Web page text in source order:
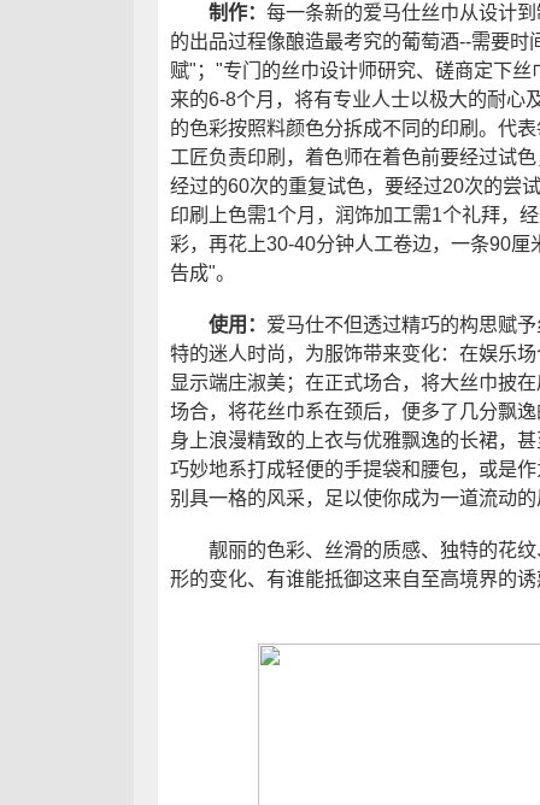
制作： 每一条新的爱马仕丝巾从设计
的出品过程像酿造最考究的葡萄酒--需要
赋"；"专门的丝巾设计师研究、磋商定下
来的6-8个月，将有专业人士以极大的耐心
的色彩按照料颜色分拆成不同的印刷。代
工匠负责印刷，着色师在着色前要经过试
经过的60次的重复试色，要经过20次的尝
印刷上色需1个月，润饰加工需1个礼拜，
彩，再花上30-40分钟人工卷边，一条90
告成"。
使用： 爱马仕不但透过精巧的构思赋
特的迷人时尚，为服饰带来变化：在娱乐
显示端庄淑美；在正式场合，将大丝巾披
场合，将花丝巾系在颈后，便多了几分飘
身上浪漫精致的上衣与优雅飘逸的长裙，
巧妙地系打成轻便的手提袋和腰包，或是
别具一格的风采，足以使你成为一道流动
靓丽的色彩、丝滑的质感、独特的花纹
形的变化、有谁能抵御这来自至高境界的